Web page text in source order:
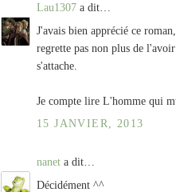
Lau1307 a dit…
J'avais bien apprécié ce
regrette pas non plus de
s'attache.
Je compte lire L'homme qui
15 JANVIER, 2013
nanet a dit…
Décidément ^^